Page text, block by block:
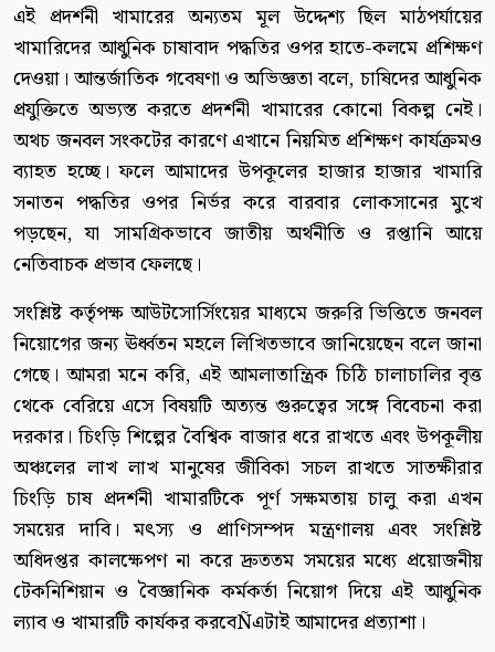
এই প্রদর্শনী খামারের অন্যতম মূল উদ্দেশ্য ছিল মাঠপর্যায়ের
খামারিদের আধুনিক চাষাবাদ পদ্ধতির ওপর হাতে-কলমে প্রশিক্ষণ
দেওয়া। আন্তর্জাতিক গবেষণা ও অভিজ্ঞতা বলে, চাষিদের আধুনিক
প্রযুক্তিতে অভ্যস্ত করতে প্রদর্শনী খামারের কোনো বিকল্প নেই।
অথচ জনবল সংকটের কারণে এখানে নিয়মিত প্রশিক্ষণ কার্যক্রমও
ব্যাহত হচ্ছে। ফলে আমাদের উপকূলের হাজার হাজার খামারি
সনাতন পদ্ধতির ওপর নির্ভর করে বারবার লোকসানের মুখে
পড়ছেন, যা সামগ্রিকভাবে জাতীয় অর্থনীতি ও রপ্তানি আয়ে
নেতিবাচক প্রভাব ফেলছে।
সংশ্লিষ্ট কর্তৃপক্ষ আউটসোর্সিংয়ের মাধ্যমে জরুরি ভিত্তিতে জনবল
নিয়োগের জন্য ঊর্ধ্বতন মহলে লিখিতভাবে জানিয়েছেন বলে জানা
গেছে। আমরা মনে করি, এই আমলাতান্ত্রিক চিঠি চালাচালির বৃত্ত
থেকে বেরিয়ে এসে বিষয়টি অত্যন্ত গুরুত্বের সঙ্গে বিবেচনা করা
দরকার। চিংড়ি শিল্পের বৈশ্বিক বাজার ধরে রাখতে এবং উপকূলীয়
অঞ্চলের লাখ লাখ মানুষের জীবিকা সচল রাখতে সাতক্ষীরার
চিংড়ি চাষ প্রদর্শনী খামারটিকে পূর্ণ সক্ষমতায় চালু করা এখন
সময়ের দাবি। মৎস্য ও প্রাণিসম্পদ মন্ত্রণালয় এবং সংশ্লিষ্ট
অধিদপ্তর কালক্ষেপণ না করে দ্রুততম সময়ের মধ্যে প্রয়োজনীয়
টেকনিশিয়ান ও বৈজ্ঞানিক কর্মকর্তা নিয়োগ দিয়ে এই আধুনিক
ল্যাব ও খামারটি কার্যকর করবেÑএটাই আমাদের প্রত্যাশা।